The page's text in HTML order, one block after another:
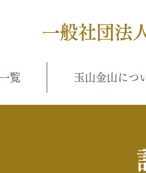
一般社団法
覧 玉山金山につ